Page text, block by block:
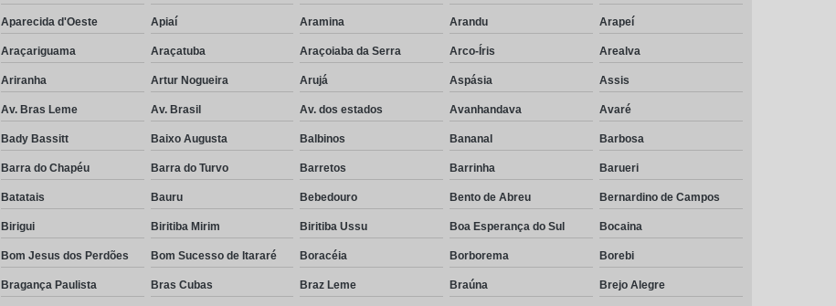
Aparecida d'Oeste Apiaí Aramina Arandu Arapeí
Araçariguama Araçatuba Araçoiaba da Serra Arco-Íris Arealva
Ariranha Artur Nogueira Arujá Aspásia Assis
Av. Bras Leme Av. Brasil Av. dos estados Avanhandava Avaré
Bady Bassitt Baixo Augusta Balbinos Bananal Barbosa
Barra do Chapéu Barra do Turvo Barretos Barrinha Barueri
Batatais Bauru Bebedouro Bento de Abreu Bernardino de Campos
Birigui Biritiba Mirim Biritiba Ussu Boa Esperança do Sul Bocaina
Bom Jesus dos Perdões Bom Sucesso de Itararé Boracéia Borborema Borebi
Bragança Paulista Bras Cubas Braz Leme Braúna Brejo Alegre